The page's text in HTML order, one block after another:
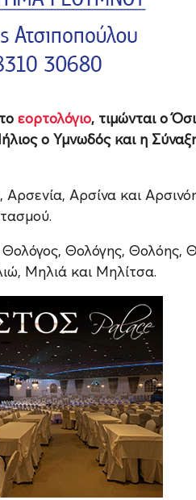
εορτολόγιο, τιμώνται ο
ο Υμνωδός και η
Αρσίνα και
Θολόγης, Θολόης,
Μηλιά και Μηλίτσα.